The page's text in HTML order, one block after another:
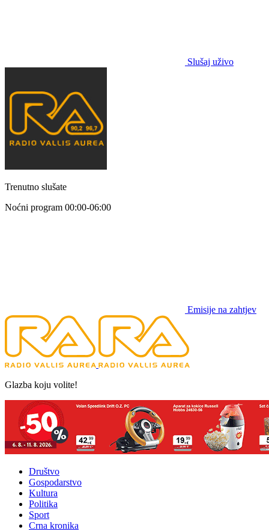
Slušaj uživo
Trenutno slušate
Noćni program 00:00-06:00
Emisije na zahtjev
Glazba koju volite!
Društvo
Gospodarstvo
Kultura
Politika
Sport
Crna kronika